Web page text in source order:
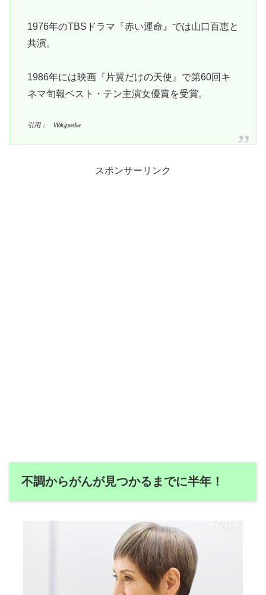
1976年のTBSドラマ『赤い運命』では山口百恵と
共演。
1986年には映画『片翼だけの天使』で第60回キ
ネマ旬報ベスト・テン主演女優賞を受賞。
引用： Wikipedia
スポンサーリンク
不調からがんが見つかるまでに半年！